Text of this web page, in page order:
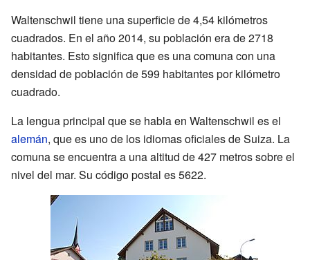
Waltenschwil tiene una superficie de 4,54 kilómetros
cuadrados. En el año 2014, su población era de 2718
habitantes. Esto significa que es una comuna con una
densidad de población de 599 habitantes por kilómetro
cuadrado.
La lengua principal que se habla en Waltenschwil es el
alemán, que es uno de los idiomas oficiales de Suiza. La
comuna se encuentra a una altitud de 427 metros sobre el
nivel del mar. Su código postal es 5622.